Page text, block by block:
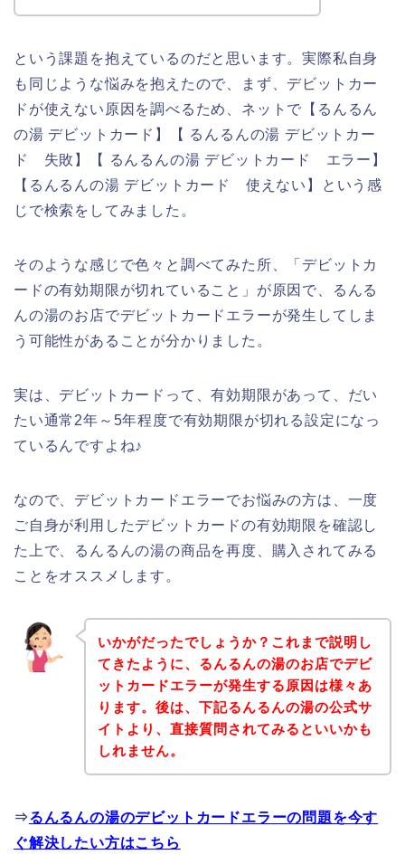
という課題を抱えているのだと思います。実際私自身
も同じような悩みを抱えたので、まず、デビットカー
ドが使えない原因を調べるため、ネットで【るんるん
の湯 デビットカード】【 るんるんの湯 デビットカー
ド 失敗】【 るんるんの湯 デビットカード エラー】
【るんるんの湯 デビットカード 使えない】という感
じで検索をしてみました。
そのような感じで色々と調べてみた所、「デビットカ
ードの有効期限が切れていること」が原因で、るんる
んの湯のお店でデビットカードエラーが発生してしま
う可能性があることが分かりました。
実は、デビットカードって、有効期限があって、だい
たい通常2年～5年程度で有効期限が切れる設定になっ
ているんですよね♪
なので、デビットカードエラーでお悩みの方は、一度
ご自身が利用したデビットカードの有効期限を確認し
た上で、るんるんの湯の商品を再度、購入されてみる
ことをオススメします。
いかがだったでしょうか？これまで説明し
てきたように、るんるんの湯のお店でデビ
ットカードエラーが発生する原因は様々あ
ります。後は、下記るんるんの湯の公式サ
イトより、直接質問されてみるといいかも
しれません。
⇒るんるんの湯のデビットカードエラーの問題を今す
ぐ解決したい方はこちら